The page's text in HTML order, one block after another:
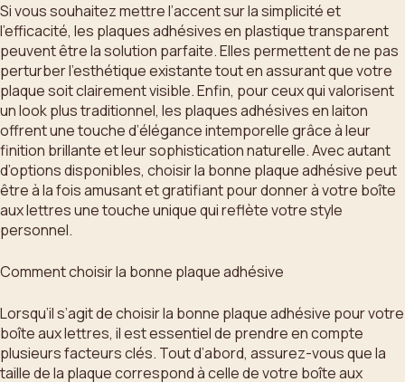
Si vous souhaitez mettre l’accent sur la simplicité et
l’efficacité, les plaques adhésives en plastique transparent
peuvent être la solution parfaite. Elles permettent de ne pas
perturber l’esthétique existante tout en assurant que votre
plaque soit clairement visible. Enfin, pour ceux qui valorisent
un look plus traditionnel, les plaques adhésives en laiton
offrent une touche d’élégance intemporelle grâce à leur
finition brillante et leur sophistication naturelle. Avec autant
d’options disponibles, choisir la bonne plaque adhésive peut
être à la fois amusant et gratifiant pour donner à votre boîte
aux lettres une touche unique qui reflète votre style
personnel.
Comment choisir la bonne plaque adhésive
Lorsqu’il s’agit de choisir la bonne plaque adhésive pour votre
boîte aux lettres, il est essentiel de prendre en compte
plusieurs facteurs clés. Tout d’abord, assurez-vous que la
taille de la plaque correspond à celle de votre boîte aux